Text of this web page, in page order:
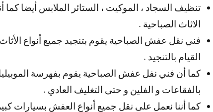
تنظيف السجاد ، الموكيت ، الستائر الملابس أيضا كما
الاثاث الصباحية .
فني نقل عفش الصباحية يقوم بتنجيد جميع أنواع الأثاث ،
القيام بالتنجيد .
كما أن فني نفل عفش الصباحية يقوم بفهرسة
بالفقاعات و الفلين و حتى التغليف العادي .
كما أننا نعمل على نقل جميع أنواع العفش بسيارات